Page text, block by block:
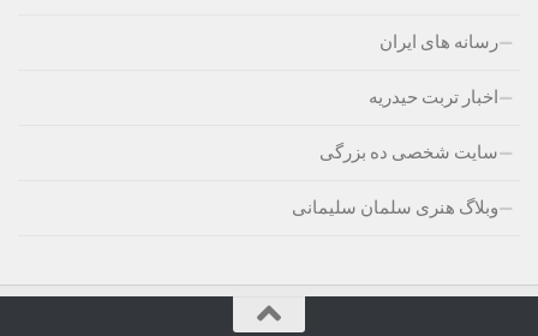
رسانه های ایران
اخبار تربت حیدریه
سایت شخصی ده بزرگی
وبلاگ هنری سلمان سلیمانی